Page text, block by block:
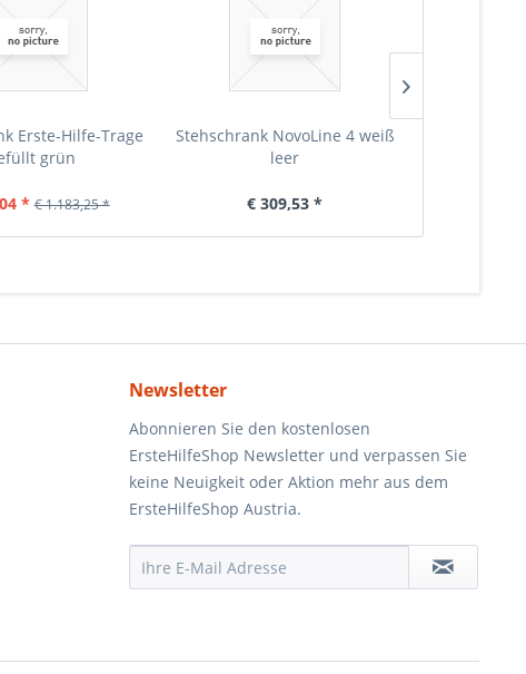
Erste-Hilfe-Trage
grün
* € 1.183,25 *
Stehschrank NovoLine 4 weiß
leer
€ 309,53 *
Newsletter
Abonnieren Sie den kostenlosen
ErsteHilfeShop Newsletter und verpassen Sie
keine Neuigkeit oder Aktion mehr aus dem
ErsteHilfeShop Austria.